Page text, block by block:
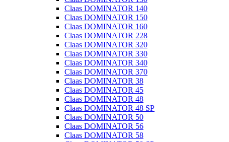
Claas DOMINATOR 140
Claas DOMINATOR 150
Claas DOMINATOR 160
Claas DOMINATOR 228
Claas DOMINATOR 320
Claas DOMINATOR 330
Claas DOMINATOR 340
Claas DOMINATOR 370
Claas DOMINATOR 38
Claas DOMINATOR 45
Claas DOMINATOR 48
Claas DOMINATOR 48 SP
Claas DOMINATOR 50
Claas DOMINATOR 56
Claas DOMINATOR 58